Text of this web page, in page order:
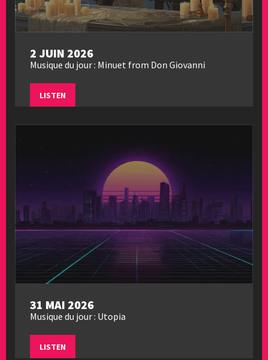
2 JUIN 2026
Musique du jour : Minuet from Don Giovanni
LISTEN
31 MAI 2026
Musique du jour : Utopia
LISTEN